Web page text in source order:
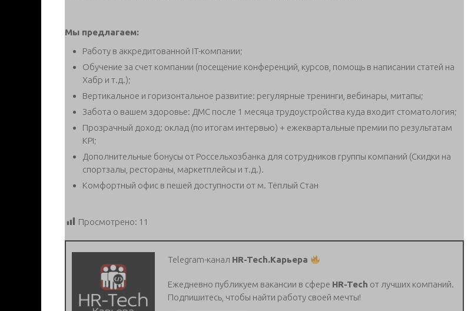
Мы предлагаем:
Работу в аккредитованной IT-компании;
Обучение за счет компании (посещение конференций, курсов, помощь в написании статей на
Хабр и т.д.);
Вертикальное и горизонтальное развитие: регулярные тренинги, вебинары, митапы;
Забота о вашем здоровье: ДМС после 1 месяца трудоустройства куда входит стоматология;
Прозрачный доход: оклад (по итогам интервью) + ежеквартальные премии по результатам
KPI;
Дополнительные бонусы от Россельхозбанка для сотрудников группы компаний (Скидки на
спортзалы, рестораны, маркетплейсы и т.д.).
Комфортный офис в пешей доступности от м. Тёплый Стан
Просмотрено: 11
Telegram-канал HR-Tech.Карьера
Ежедневно публикуем вакансии в сфере HR-Tech от лучших компаний.
Подпишитесь, чтобы найти работу своей мечты!